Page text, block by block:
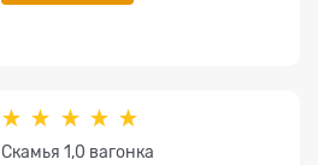
Скамья 1,0 вагонка